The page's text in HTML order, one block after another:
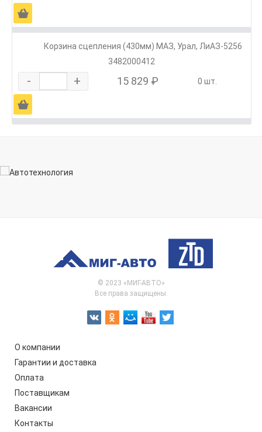
Ä
Корзина сцепления (430мм) МАЗ, Урал, ЛиАЗ-5256
3482000412
- + 15 829 ₽ 0 шт.
Ä
© 2023 «МИГ-АВТО»
Все права защищены.
О компании
Гарантии и доставка
Оплата
Поставщикам
Вакансии
Контакты